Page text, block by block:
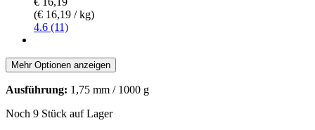
(€ 16,19 / kg)
4.6 (11)
Mehr Optionen anzeigen
Ausführung: 1,75 mm / 1000 g
Noch 9 Stück auf Lager